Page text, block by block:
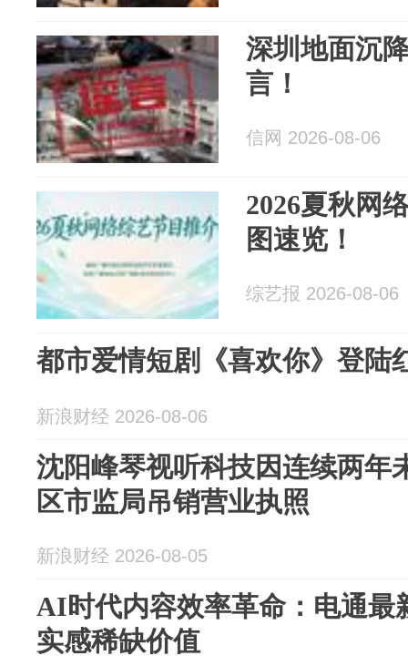
深圳地面沉
言！
信网 2026-08-06
2026夏秋网
图速览！
综艺报 2026-08-06
都市爱情短剧《喜欢你》登陆
新浪财经 2026-08-06
沈阳峰琴视听科技因连续两年
区市监局吊销营业执照
新浪财经 2026-08-05
AI时代内容效率革命：电通最
实感稀缺价值